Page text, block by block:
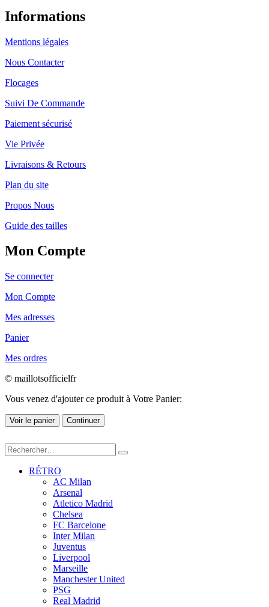
Informations
Mentions légales
Nous Contacter
Flocages
Suivi De Commande
Paiement sécurisé
Vie Privée
Livraisons & Retours
Plan du site
Propos Nous
Guide des tailles
Mon Compte
Se connecter
Mon Compte
Mes adresses
Panier
Mes ordres
© maillotsofficielfr
Vous venez d'ajouter ce produit à Votre Panier:
Voir le panier Continuer
RÉTRO
AC Milan
Arsenal
Atletico Madrid
Chelsea
FC Barcelone
Inter Milan
Juventus
Liverpool
Marseille
Manchester United
PSG
Real Madrid